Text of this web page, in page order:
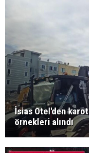
İsias Otel'den karot
örnekleri alındı